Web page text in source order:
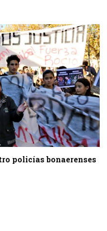
policías bonaerenses